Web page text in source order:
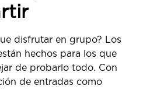
disfrutar en grupo? Los
hechos para los que
de probarlo todo. Con
de entradas como